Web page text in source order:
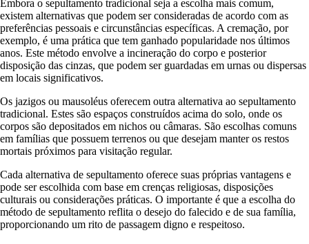
Embora o sepultamento tradicional seja a escolha mais comum,
existem alternativas que podem ser consideradas de acordo com as
preferências pessoais e circunstâncias específicas. A cremação, por
exemplo, é uma prática que tem ganhado popularidade nos últimos
anos. Este método envolve a incineração do corpo e posterior
disposição das cinzas, que podem ser guardadas em urnas ou dispersas
em locais significativos.
Os jazigos ou mausoléus oferecem outra alternativa ao sepultamento
tradicional. Estes são espaços construídos acima do solo, onde os
corpos são depositados em nichos ou câmaras. São escolhas comuns
em famílias que possuem terrenos ou que desejam manter os restos
mortais próximos para visitação regular.
Cada alternativa de sepultamento oferece suas próprias vantagens e
pode ser escolhida com base em crenças religiosas, disposições
culturais ou considerações práticas. O importante é que a escolha do
método de sepultamento reflita o desejo do falecido e de sua família,
proporcionando um rito de passagem digno e respeitoso.